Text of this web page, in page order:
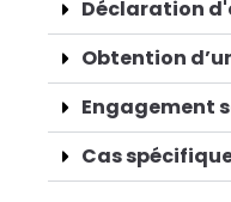
Déclaration
Obtention
Engagement
Cas